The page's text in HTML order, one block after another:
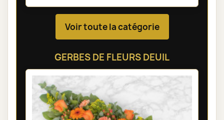
Voir toute la catégorie
GERBES DE FLEURS DEUIL